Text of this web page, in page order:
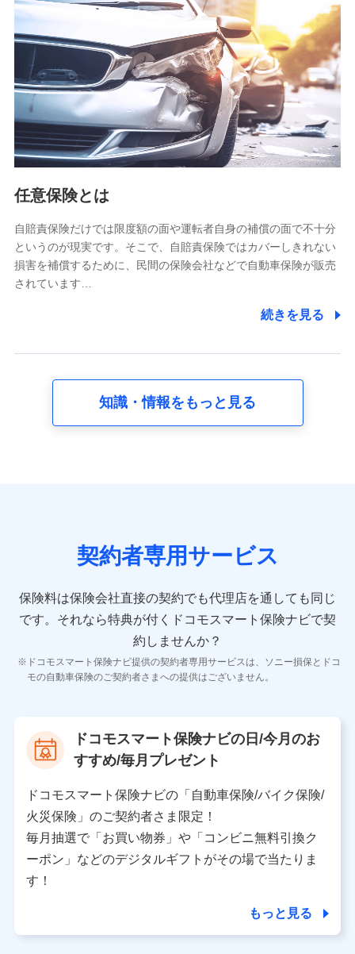
【共同して利用される利用データの項目】
当社又は株式会社NTTドコモがサービス提供等を通じて取得
した、以下の情報などの個人データ
基本情報
氏名、電話番号、メールアドレス、お客さまの識別子、
属性、連絡先、dポイントサービスのご利用に関する情
報。例として、dポイントカード番号、性別、年齢、家族
構成、住所、dポイント残高、dポイント利用履歴などが
含まれます。
当社又は株式会社NTTドコモが提供する各種サービスな
又は株式会社NTTドコモが提供する各種サービスのご契
約状態・ご利用履歴インターネット利用時の行動に関す
る情報、アプリケーション利用時の行動に関する情報、
購入されたサービスや商品の名称・購入場所・決済に関
する情報、アンケートの回答に関する情報などが含まれ
の内容、保険料、保険料のお支払方法、車のメーカーや
走行距離などの情報、建物の構造や築年数などの情報、
険契約に関する情報。例として、保険契約者及び被保険
者の氏名、住所、生年月日、性別、保険契約者と被保険
報、建物の構造や築年数などの情報、ペットの種類や年
齢などの情報などが含まれます。
【共同して利用する者の範囲】
当社
当社又は株式会社NTTドコモが提供する保険関連サービ
スにおけるユーザ登録受付および管理のため
を受けている保険会社・提携会社の保険その他に関する
情報を提供するため、また維持管理等の委託業務遂行の
ため、またそれらに付帯、関連する当社、株式会社NTT
ドコモおよび提携会社のサービスを案内、提供するため
（各サービスで取得したサービス利用履歴、ウェブサイ
トの閲覧履歴、購買履歴、ご契約内容等のパーソナルデ
ータを分析して、お客さまの趣味・嗜好・傾向に応じた
任意保険とは
自賠責保険だけでは限度額の面や運転者自身の補償の面で不十分
というのが現実です。そこで、自賠責保険ではカバーしきれない
損害を補償するために、民間の保険会社などで自動車保険が販売
されています…
続きを見る
知識・情報をもっと見る
契約者専用サービス
保険料は保険会社直接の契約でも代理店を通しても同じ
です。 それなら特典が付くドコモスマート保険ナビで契
約しませんか？
ドコモスマート保険ナビ提供の契約者専用サービスは、ソニー損保とドコ
モの自動車保険のご契約者さまへの提供はございません。
ドコモスマート保険ナビの日/今月のお
すすめ/毎月プレゼント
ドコモスマート保険ナビの「自動車保険/バイク保険/
火災保険」のご契約者さま限定！
毎月抽選で「お買い物券」や「コンビニ無料引換ク
ーポン」などのデジタルギフトがその場で当たりま
す！
もっと見る